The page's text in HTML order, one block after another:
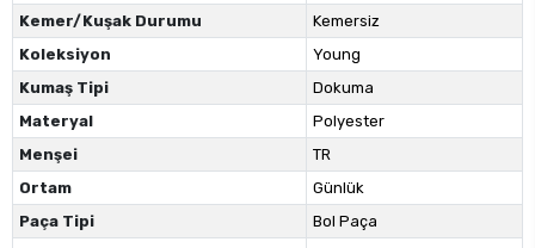
Kemer/Kuşak Durumu
Kemersiz
Koleksiyon
Young
Kumaş Tipi
Dokuma
Materyal
Polyester
Menşei
TR
Ortam
Günlük
Paça Tipi
Bol Paça